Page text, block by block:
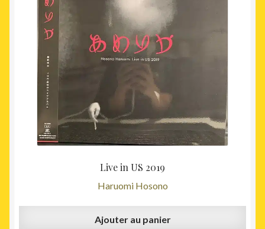
Live in US 2019
Haruomi Hosono
Ajouter au panier